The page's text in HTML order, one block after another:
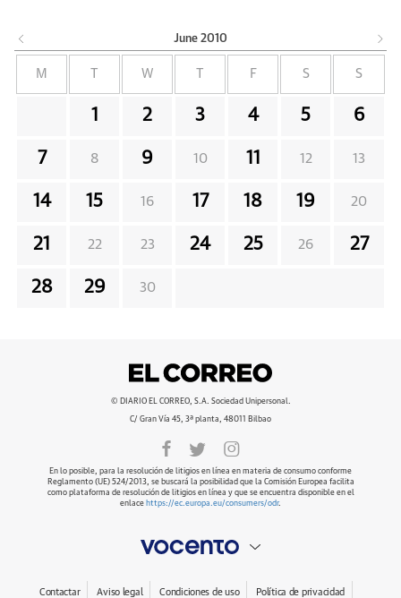
June 2010
M W F S S
1 2 3 4 5 6
7 8 9 10 11 12 13
14 15 16 17 18 19 20
21 22 23 24 25 26 27
28 29 30
© DIARIO EL CORREO, S.A. Sociedad Unipersonal.
C/ Gran Vía 45, 3ª planta, 48011 Bilbao
En lo posible, para la resolución de litigios en línea en materia de consumo conforme
Reglamento (UE) 524/2013, se buscará la posibilidad que la Comisión Europea facilita
como plataforma de resolución de litigios en línea y que se encuentra disponible en el
enlace https://ec.europa.eu/consumers/odr.
Contactar Aviso legal Condiciones de uso Política de privacidad